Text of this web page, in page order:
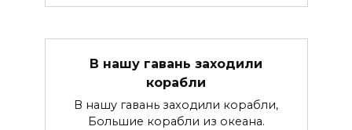
В нашу гавань заходили
корабли
В нашу гавань заходили корабли,
Большие корабли из океана.